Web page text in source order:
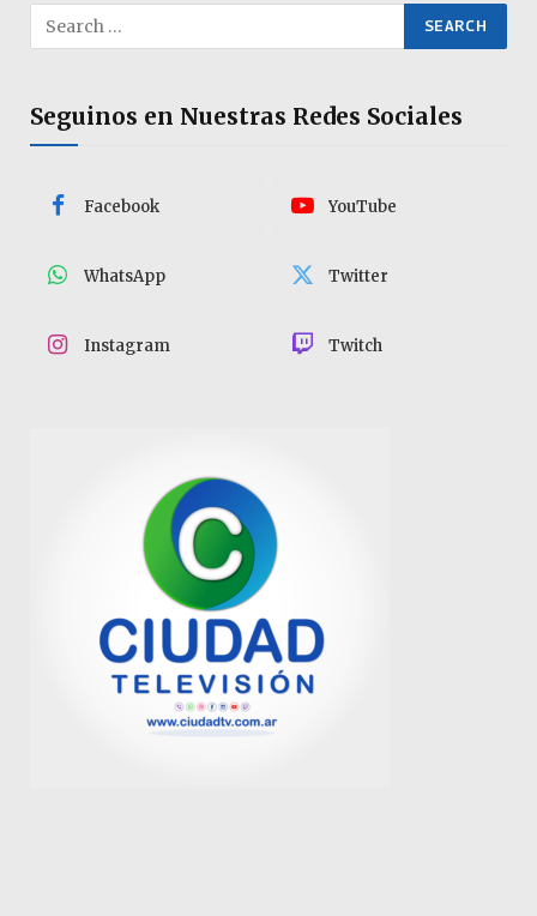
Seguinos en Nuestras Redes Sociales
Facebook YouTube
WhatsApp Twitter
Instagram Twitch